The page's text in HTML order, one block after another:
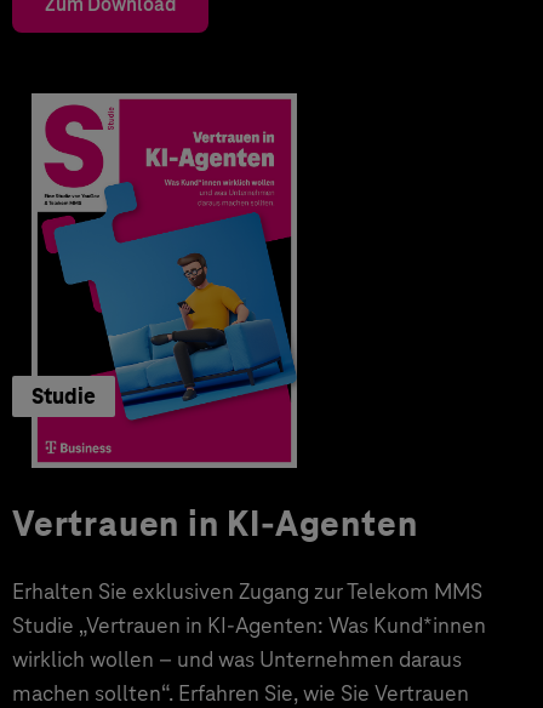
Studie
Vertrauen in KI-Agenten
Erhalten Sie exklusiven Zugang zur Telekom MMS
Studie „Vertrauen in KI-Agenten: Was Kund*innen
wirklich wollen – und was Unternehmen daraus
machen sollten“. Erfahren Sie, wie Sie Vertrauen